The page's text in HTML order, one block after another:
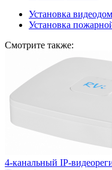
Установка
Установка
Смотрите также:
4-канальный IP-